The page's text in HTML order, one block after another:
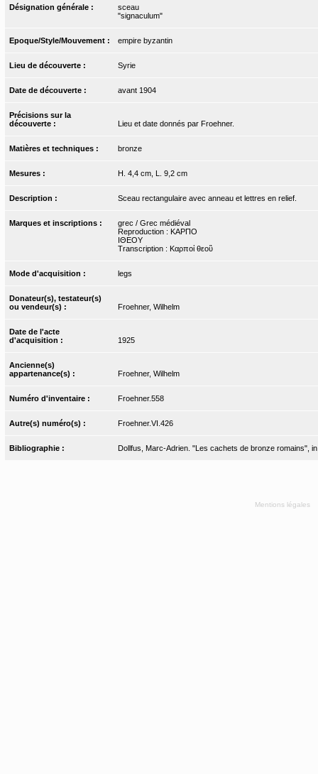
Désignation générale :
sceau
"signaculum"
Epoque/Style/Mouvement : empire byzantin
Lieu de découverte : Syrie
Date de découverte : avant 1904
Précisions sur la
découverte :
Lieu et date donnés par Froehner.
Matières et techniques : bronze
Mesures : H. 4,4 cm, L. 9,2 cm
Description : Sceau rectangulaire avec anneau et lettres en relief.
Marques et inscriptions :
grec / Grec médiéval
Reproduction : ΚΑΡΠΟ
ΙΘΕΟΥ
Transcription : Καρποἰ θεοὓ
Mode d'acquisition : legs
Donateur(s), testateur(s)
ou vendeur(s) :
Froehner, Wilhelm
Date de l'acte
d'acquisition :
1925
Ancienne(s)
appartenance(s) :
Froehner, Wilhelm
Numéro d'inventaire : Froehner.558
Autre(s) numéro(s) : Froehner.VI.426
Bibliographie : Dollfus, Marc-Adrien. "Les cachets de bronze romains",
Mentions légales